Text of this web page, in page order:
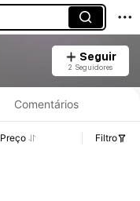
Seguir
2 Seguidores
Comentários
Preço Filtro